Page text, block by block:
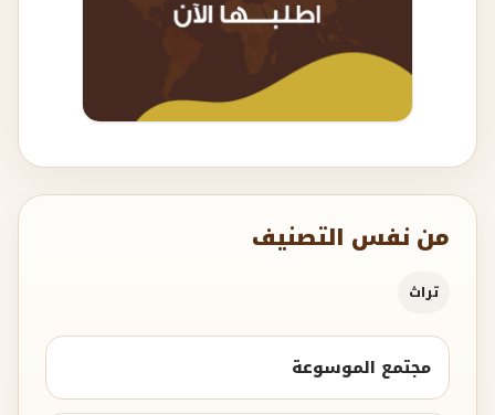
من نفس التصنيف
تراث
مجتمع الموسوعة